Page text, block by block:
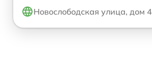
Новослободская улица, дом 4